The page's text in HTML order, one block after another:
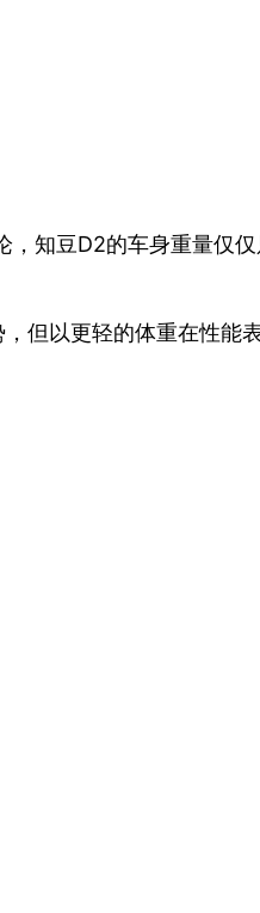
，知豆D2的车身重量仅
但以更轻的体重在性能